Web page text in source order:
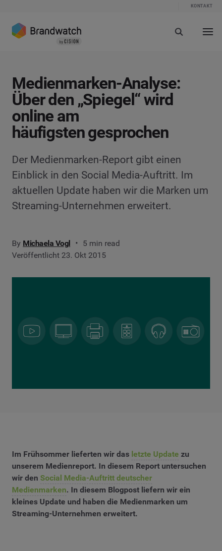
KONTAKT
Medienmarken-Analyse:
Über den „Spiegel“ wird
online am
häufigsten gesprochen
Der Medienmarken-Report gibt einen
Einblick in den Social Media-Auftritt. Im
aktuellen Update haben wir die Marken um
Streaming-Unternehmen erweitert.
By Michaela Vogl
5 min read
Veröffentlicht 23. Okt 2015
Im Frühsommer lieferten wir das letzte Update zu
unserem Medienreport. In diesem Report untersuchen
wir den Social Media-Auftritt deutscher
Medienmarken. In diesem Blogpost liefern wir ein
kleines Update und haben die Medienmarken um
Streaming-Unternehmen erweitert.